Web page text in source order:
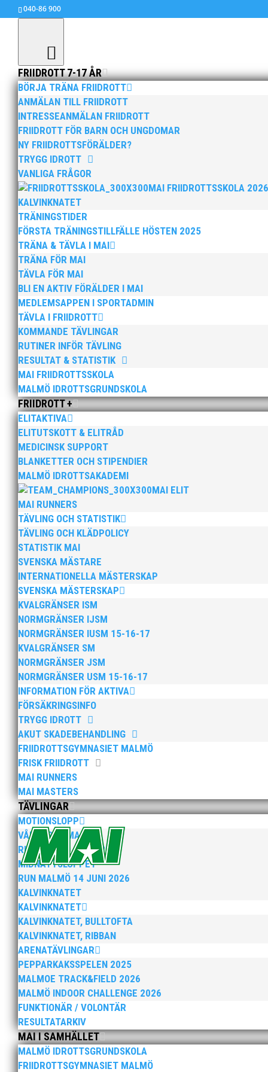
040-86 900
FRIIDROTT 7-17 ÅR
BÖRJA TRÄNA FRIIDROTT
ANMÄLAN TILL FRIIDROTT
INTRESSEANMÄLAN FRIIDROTT
FRIIDROTT FÖR BARN OCH UNGDOMAR
NY FRIIDROTTSFÖRÄLDER?
TRYGG IDROTT
VANLIGA FRÅGOR
MAI FRIIDROTTSSKOLA 2026
KALVINKNATET
TRÄNINGSTIDER
FÖRSTA TRÄNINGSTILLFÄLLE HÖSTEN 2025
TRÄNA & TÄVLA I MAI
TRÄNA FÖR MAI
TÄVLA FÖR MAI
BLI EN AKTIV FÖRÄLDER I MAI
MEDLEMSAPPEN I SPORTADMIN
TÄVLA I FRIIDROTT
KOMMANDE TÄVLINGAR
RUTINER INFÖR TÄVLING
RESULTAT & STATISTIK
MAI FRIIDROTTSSKOLA
MALMÖ IDROTTSGRUNDSKOLA
FRIIDROTT +
ELITAKTIVA
ELITUTSKOTT & ELITRÅD
MEDICINSK SUPPORT
BLANKETTER OCH STIPENDIER
MALMÖ IDROTTSAKADEMI
MAI ELIT
MAI RUNNERS
TÄVLING OCH STATISTIK
TÄVLING OCH KLÄDPOLICY
STATISTIK MAI
SVENSKA MÄSTARE
INTERNATIONELLA MÄSTERSKAP
SVENSKA MÄSTERSKAP
KVALGRÄNSER ISM
NORMGRÄNSER IJSM
NORMGRÄNSER IUSM 15-16-17
KVALGRÄNSER SM
NORMGRÄNSER JSM
NORMGRÄNSER USM 15-16-17
INFORMATION FÖR AKTIVA
FÖRSÄKRINGSINFO
TRYGG IDROTT
AKUT SKADEBEHANDLING
FRIIDROTTSGYMNASIET MALMÖ
FRISK FRIIDROTT
MAI RUNNERS
MAI MASTERS
TÄVLINGAR
MOTIONSLOPP
VÅRRUSET MALMÖ
RUN MALMÖ 10K & 21K
MIDNATTSLOPPET
RUN MALMÖ 14 JUNI 2026
KALVINKNATET
KALVINKNATET
KALVINKNATET, BULLTOFTA
KALVINKNATET, RIBBAN
ARENATÄVLINGAR
PEPPARKAKSSPELEN 2025
MALMOE TRACK&FIELD 2026
MALMÖ INDOOR CHALLENGE 2026
FUNKTIONÄR / VOLONTÄR
RESULTATARKIV
MAI I SAMHÄLLET
MALMÖ IDROTTSGRUNDSKOLA
FRIIDROTTSGYMNASIET MALMÖ
Annika är utsedd till
apr 9, 2021|
För fjärde året i rad har Scandic valt att
delas ut till en förälder från varje idrott.
Malmö AI, som blev tilldelad utmärkelsen.
>>
/Lukas Nordén
Bilder från Stafett-SM 2026. Foto: Thomas
Anders Hallström, 55, blir ny klubbchef i MAI. Han
hockeyn i Trelleborg och fotbollen i Höllviken
Efter att årsmötet avslutats följde en kväll med
möjliggjorde och generöst finansierade denna del av
2025 innebar något av ett internationellt genombrott
elva på VM ute i somras. Och en stark tro på
När Friidrottssverige samlades för fest gick en av
och bland annat fanns ordförande Fredrik Wennolf
Som traditionen bjuder så var vi ett helt gäng löpare
runt Pildammsparken (2,7 km respektive 5,4